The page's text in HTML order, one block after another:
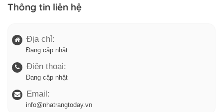
Thông tin liên hệ
Địa chỉ:
Đang cập nhật
Điện thoại:
Đang cập nhật
Email:
info@nhatrangtoday.vn